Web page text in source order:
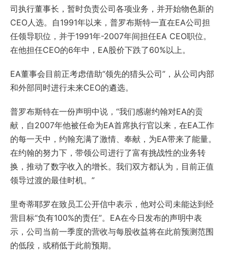
司执行董事长，暂时负责公司各项业务，并开始物色新的
CEO人选。自1991年以来，普罗布斯特一直在EA公司担
任领导职位，并于1991年-2007年间担任EA CEO职位。
在他担任CEO的6年中，EA股价下跌了60%以上。
EA董事会目前正考虑借助“领先的猎头公司”，从公司内部
和外部同时进行未来CEO的遴选。
普罗布斯特在一份声明中说，“我们感谢约翰对EA的贡
献，自2007年他被任命为EA首席执行官以来，在EA工作
的每一天中，约翰充满了激情、奉献，为EA带来了能量。
在约翰的努力下，带领公司进行了富有挑战性的业务转
换，推动了数字收入的增长。我们双方都认为，目前正值
领导过渡的最佳时机。”
里奇蒂耶罗在致员工公开信中表示，他对公司未能达到经
营目标“负有100%的责任”。EA在今日发布的声明中表
示，公司当前一季度的营收与每股收益将在此前预测范围
的低段，或稍低于此前预期。